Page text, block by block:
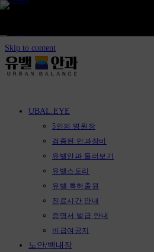
Skip to content
UBAL.EYE
5인의 병원장
검증된 안과장비
유밸안과 둘러보기
유밸스토리
유밸 특허출원
진료시간 안내
증명서 발급 안내
비급여공지
노안/백내장